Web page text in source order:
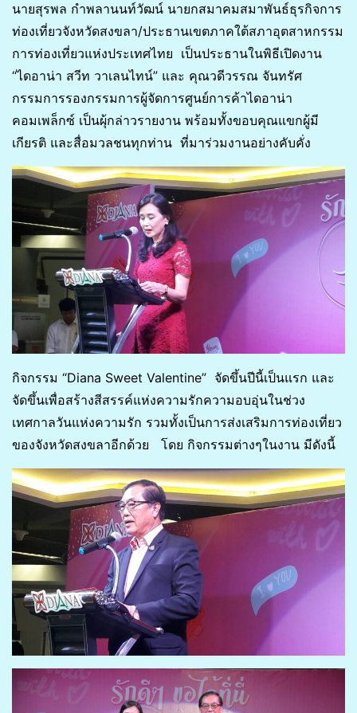
นายสุรพล กำพลานนท์วัฒน์ นายกสมาคมสมาพันธ์ธุรกิจการ
ท่องเที่ยวจังหวัดสงขลา/ประธานเขตภาคใต้สภาอุตสาหกรรม
การท่องเที่ยวแห่งประเทศไทย เป็นประธานในพิธีเปิดงาน
“ไดอาน่า สวีท วาเลนไทน์” และ คุณวดีวรรณ จันทรัศ
กรรมการรองกรรมการผู้จัดการศูนย์การค้าไดอาน่า
คอมเพล็กซ์ เป็นผุ้กล่าวรายงาน พร้อมทั้งขอบคุณแขกผู้มี
เกียรติ และสื่อมวลชนทุกท่าน ที่มาร่วมงานอย่างคับคั่ง
กิจกรรม “Diana Sweet Valentine” จัดขึ้นปีนี้เป็นแรก และ
จัดขึ้นเพื่อสร้างสีสรรค์แห่งความรักความอบอุ่นในช่วง
เทศกาลวันแห่งความรัก รวมทั้งเป็นการส่งเสริมการท่องเที่ยว
ของจังหวัดสงขลาอีกด้วย โดย กิจกรรมต่างๆในงาน มีดังนี้